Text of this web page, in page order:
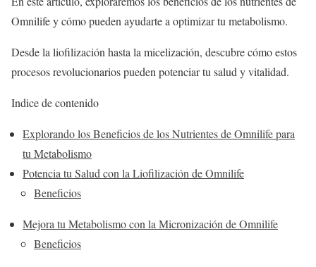
Omnilife y cómo pueden ayudarte a optimizar tu metabolismo.
Desde la liofilización hasta la micelización, descubre cómo estos
procesos revolucionarios pueden potenciar tu salud y vitalidad.
Indice de contenido
Explorando los Beneficios de los Nutrientes de Omnilife para
tu Metabolismo
Potencia tu Salud con la Liofilización de Omnilife
Beneficios
Mejora tu Metabolismo con la Micronización de Omnilife
Beneficios